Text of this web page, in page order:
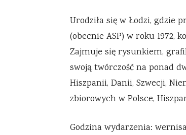
Urodziła się w Łodzi, gdzie
(obecnie ASP) w roku 1972,
Zajmuje się rysunkiem,
swoją twórczość na ponad
Hiszpanii, Danii, Szwecji,
zbiorowych w Polsce,
Godzina wydarzenia: